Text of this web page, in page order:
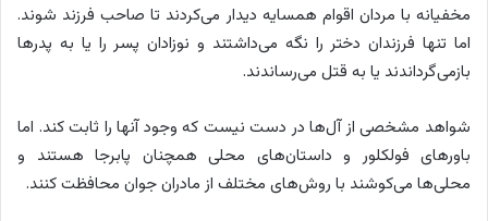
مخفیانه با مردان اقوام همسایه دیدار می‌کردند تا صاحب فرزند شوند.
اما تنها فرزندان دختر را نگه می‌داشتند و نوزادان پسر را یا به پدرها
بازمی‌گرداندند یا به قتل می‌رساندند.
شواهد مشخصی از آل‌ها در دست نیست که وجود آنها را ثابت کند. اما
باورهای فولکلور و داستان‌های محلی همچنان پابرجا هستند و
محلی‌ها می‌کوشند با روش‌های مختلف از مادران جوان محافظت کنند.